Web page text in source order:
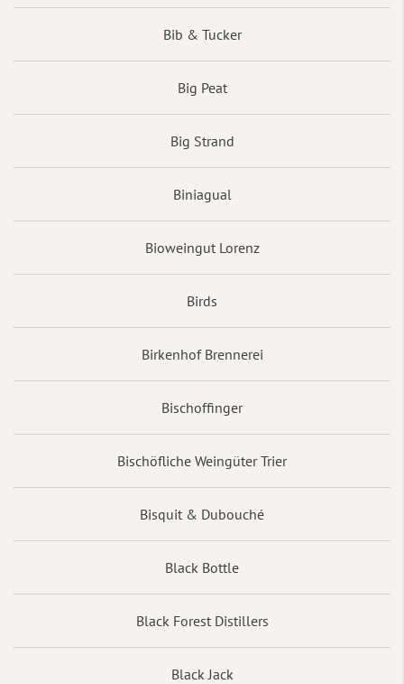
Bib & Tucker
Big Peat
Big Strand
Biniagual
Bioweingut Lorenz
Birds
Birkenhof Brennerei
Bischoffinger
Bischöfliche Weingüter Trier
Bisquit & Dubouché
Black Bottle
Black Forest Distillers
Black Jack